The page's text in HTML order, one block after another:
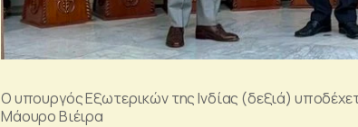
Ο υπουργός Εξωτερικών της Ινδίας (δεξιά)
Μάουρο Βιέιρα